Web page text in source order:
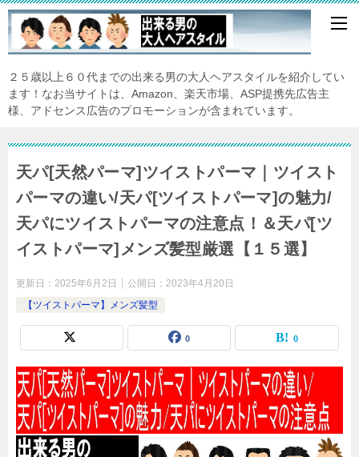
２５歳以上６０代までの出来る男の大人ヘアスタイルを紹介してい
ます！なお当サイトは、Amazon、楽天市場、ASP提携先広告主
様、アドセンス広告のプロモーションが含まれています。
天パ[天然パーマ]ツイストパーマ｜ツイスト
パーマの違い/天パ[ツイストパーマ]の魅力/
天パにツイストパーマの注意点！＆天パ[ツ
イストパーマ]メンズ髪型厳選【１５選】
更新日： 2025年6月2日 公開日： 2023年4月20日
【ツイストパーマ】メンズ髪型
0 0